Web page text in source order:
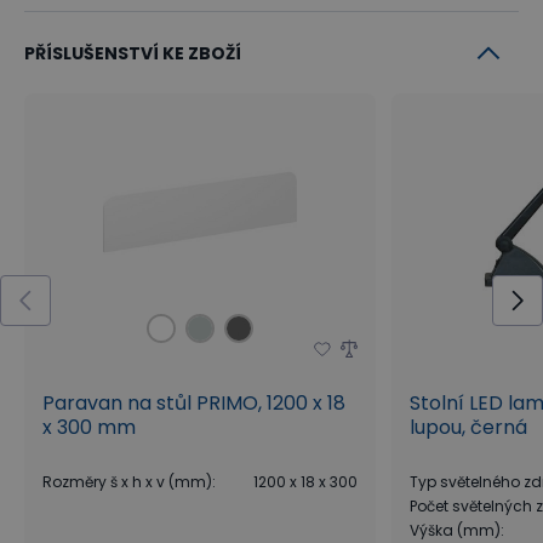
PŘÍSLUŠENSTVÍ KE ZBOŽÍ
Paravan na stůl PRIMO, 1200 x 18
x 300 mm
Rozměry š x h x v (mm): 1200 x 18 x 300
Stolní LED
lupou, černá
Typ světelného
Počet světelných
Výška (mm):